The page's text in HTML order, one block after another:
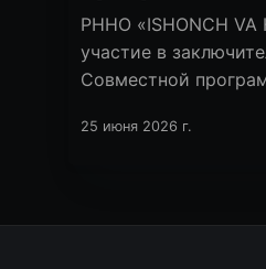
РННО «ISHONCH VA
участие в
Совместной
25 июня 2026 г.